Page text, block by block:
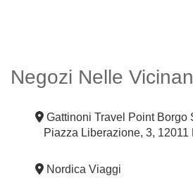
Negozi Nelle
Gattinoni Travel Point Borgo
Piazza Liberazione, 3,
Nordica Viaggi